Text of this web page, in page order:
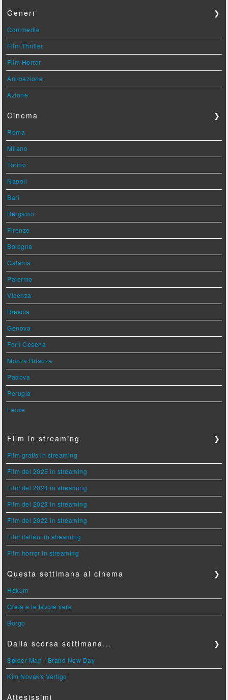
Generi ❯
Commedie
Film Thriller
Film Horror
Animazione
Azione
Cinema ❯
Roma
Milano
Torino
Napoli
Bari
Bergamo
Firenze
Bologna
Catania
Palermo
Vicenza
Brescia
Genova
Forlì Cesena
Monza Brianza
Padova
Perugia
Lecce
Film in streaming ❯
Film gratis in streaming
Film del 2025 in streaming
Film del 2024 in streaming
Film del 2023 in streaming
Film del 2022 in streaming
Film italiani in streaming
Film horror in streaming
Questa settimana al cinema ❯
Hokum
Greta e le favole vere
Borgo
Dalla scorsa settimana... ❯
Spider-Man - Brand New Day
Kim Novak's Vertigo
Attesissimi